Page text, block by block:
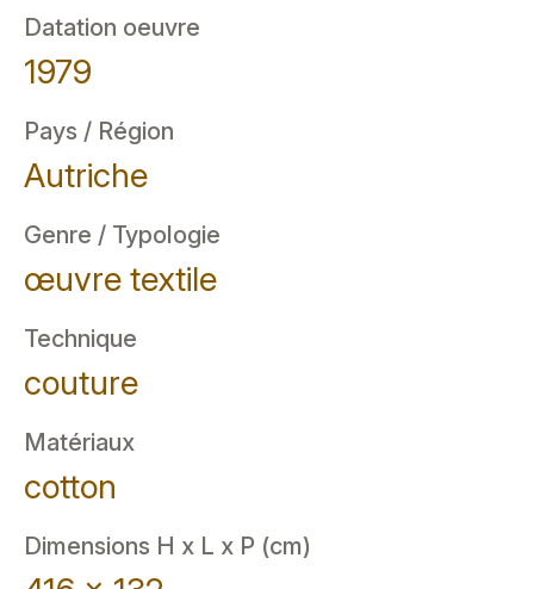
Datation oeuvre
1979
Pays / Région
Autriche
Genre / Typologie
œuvre textile
Technique
couture
Matériaux
cotton
Dimensions H x L x P (cm)